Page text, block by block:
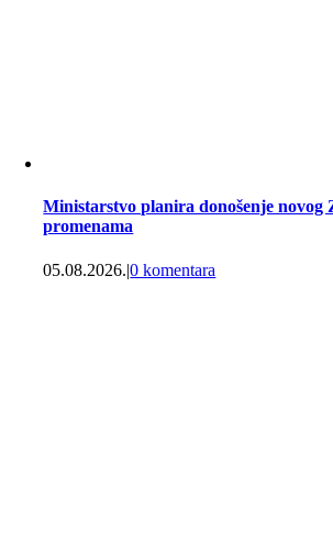
Ministarstvo planira donošenje novog
promenama
05.08.2026.|0 komentara